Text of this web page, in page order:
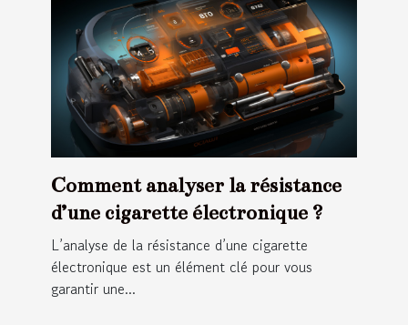
Comment analyser la résistance
d’une cigarette électronique ?
L’analyse de la résistance d’une cigarette
électronique est un élément clé pour vous
garantir une...